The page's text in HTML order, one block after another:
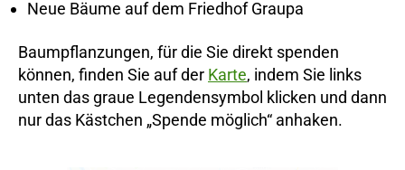
Neue Bäume auf dem Friedhof Graupa
Baumpflanzungen, für die Sie direkt spenden
können, finden Sie auf der Karte, indem Sie links
unten das graue Legendensymbol klicken und dann
nur das Kästchen „Spende möglich“ anhaken.